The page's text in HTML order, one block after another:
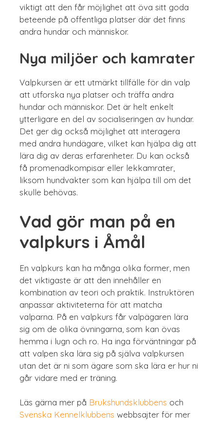
viktigt att den får möjlighet att öva sitt goda
beteende på offentliga platser där det finns
andra hundar och människor.
Nya miljöer och kamrater
Valpkursen är ett utmärkt tillfälle för din valp
att utforska nya platser och träffa andra
hundar och människor. Det är helt enkelt
ytterligare en del av socialiseringen av hundar.
Det ger dig också möjlighet att interagera
med andra hundägare, vilket kan hjälpa dig att
lära dig av deras erfarenheter. Du kan också
få promenadkompisar eller lekkamrater,
liksom hundvakter som kan hjälpa till om det
skulle behövas.
Vad gör man på en
valpkurs i Åmål
En valpkurs kan ha många olika former, men
det viktigaste är att den innehåller en
kombination av teori och praktik. Instruktören
anpassar aktiviteterna för att matcha
valparna. På en valpkurs får valpägaren lära
sig om de olika övningarna, som kan övas
hemma i lugn och ro. Ha inga förväntningar på
att valpen ska lära sig på själva valpkursen
utan det är ni som ägare som ska lära er hur ni
går vidare med er träning.
Läs gärna mer på Brukshundsklubbens och
Svenska Kennelklubbens webbsajter för mer